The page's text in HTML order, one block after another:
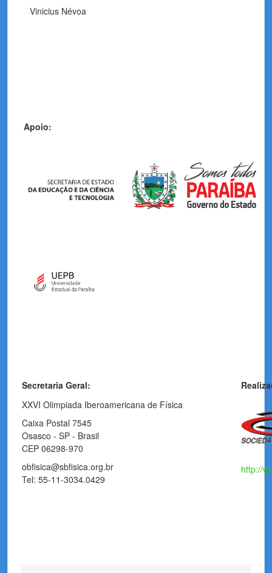
Vinicius Névoa
Apoio:
Secretaria Geral:
XXVI Olimpiada Iberoamericana de Física
Caixa Postal 7545
Osasco - SP - Brasil
CEP 06298-970
obfisica@sbfisica.org.br
Tel: 55-11-3034.0429
http://